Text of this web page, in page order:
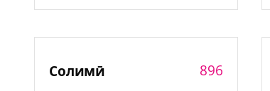
Солимӣ 896